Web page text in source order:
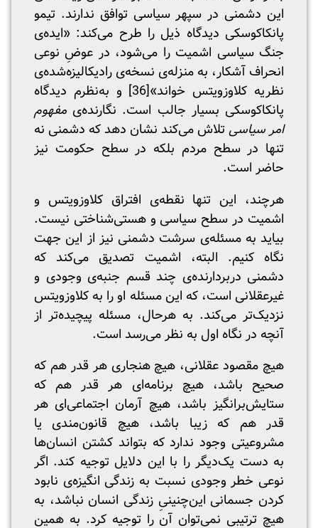
این دشمنی در سپهر سیاسی توافق ندارند. تیمو
پانکاکوسکی دیدگاه ذیل را طرح می‌کند: «ایده‌ی
جنگ سیاسی اشمیت را می‌شود، در عوضِ نوعی
انحراف آشکار، به منزله‌ی نسخه‌ی رادیکالیزه‌شده‌ی
نظریه کلاوزویتس خواند»[36]
و به‌نظرم دیدگاه
پانکاکوسکی بسیار جالب است. نگارنده‌ی مفهوم
امر سیاسیتلاش می‌کند نشان دهد که دشمنی نه
تنها در سطح مردم بلکه در سطح حکومت نیز
حاضر است.
هرچند، این تنها نقطه‌ی افتراق کلاوزویتس و
اشمیت در سطح سیاسی و هستی‌شناختی نیست.
بیاید به مسئله‌ی سرشت دشمنی نیز از این جهت
نگاه کنیم. البته، اشمیت تصدیق می‌کند که
دشمنی دربردارنده‌ی چند قسم جنبه‌ی وجودی و
غیرعقلانی است، که این مسئله او را به کلاوزویتس
نزدیک‌تر می‌کند. به هرحال، مسئله پیچیده‌تر از
آنچه‌ در نگاه اول به نظر می‌رسد است.
هیچ مقصود عقلانی، هیچ هنجاری هر قدر هم که
صحیح باشد، هیچ برنامه‌ای هر قدر هم که
ستایش‌برانگیز باشد، هیچ آرمان اجتماعی‌ای هر
قدر هم که زیبا باشد، هیچ قانون‌مندی یا
مشروعیتی وجود ندارد که بتواند کشتن انسان‌ها
به دست یک‌دیگر را با این دلایل توجیه کند. اگر
نوعی خطر وجودی نسبت به زندگی انگیزه‌ی نابود
کردن جسمانی این‌چنینیِ زندگی انسان نباشد، به
هیچ ترتیبی نمی‌توان آن را توجیه کرد. به همین